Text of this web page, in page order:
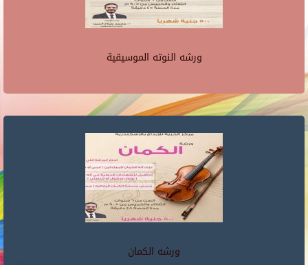
ورشه النوته الموسيقية
ورشه الكمان